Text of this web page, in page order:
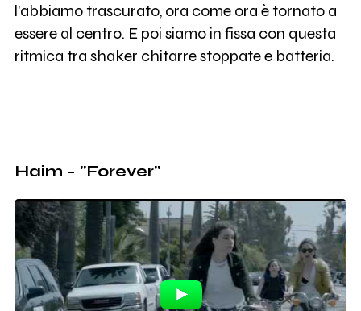
l'abbiamo trascurato, ora come ora è tornato a
essere al centro. E poi siamo in fissa con questa
ritmica tra shaker chitarre stoppate e batteria.
Haim - "Forever"